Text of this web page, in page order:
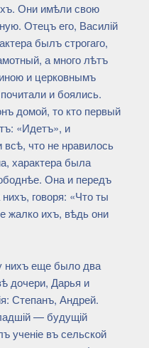
Они имѣли свою
Отецъ его, Василій
былъ строгаго,
а много лѣтъ
и церковнымъ
и боялись.
домой, то кто первый
«Идетъ», и
что не нравилось
характера была
Она и передъ
говоря: «Что ты
жалко ихъ, вѣдь они
нихъ еще было два
дочери, Дарья и
Степанъ, Андрей.
— будущій
ученіе въ сельской